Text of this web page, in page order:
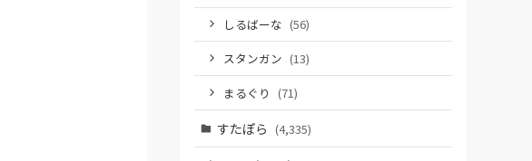
しるばーな (56)
スタンガン (13)
まるぐり (71)
すたぽら (4,335)